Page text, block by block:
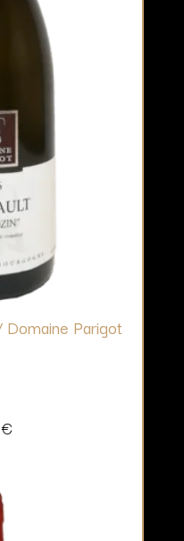
Parigot
€